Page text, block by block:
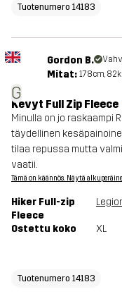
Tuotenumero 14183
G
Gordon B.
Mitat: 178cm,
Kevyt Full Zip Fleece
Minulla on jo raskaampi
täydellinen
tilaa repussa mutta
vaatii.
Tämä on käännös. Näytä
Hiker Full-zip
Fleece
Ostettu koko XL
Tuotenumero 14183